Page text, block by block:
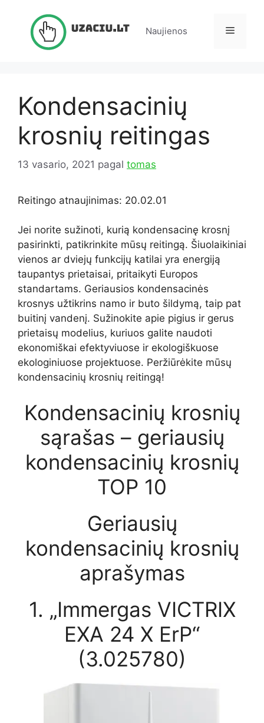
Naujienos Meniu
Kondensacinių
krosnių reitingas
13 vasario, 2021 pagal tomas
Reitingo atnaujinimas: 20.02.01
Jei norite sužinoti, kurią kondensacinę krosnį
pasirinkti, patikrinkite mūsų reitingą. Šiuolaikiniai
vienos ar dviejų funkcijų katilai yra energiją
taupantys prietaisai, pritaikyti Europos
standartams. Geriausios kondensacinės
krosnys užtikrins namo ir buto šildymą, taip pat
buitinį vandenį. Sužinokite apie pigius ir gerus
prietaisų modelius, kuriuos galite naudoti
ekonomiškai efektyviuose ir ekologiškuose
ekologiniuose projektuose. Peržiūrėkite mūsų
kondensacinių krosnių reitingą!
Kondensacinių krosnių
sąrašas – geriausių
kondensacinių krosnių
TOP 10
Geriausių
kondensacinių krosnių
aprašymas
1. „Immergas VICTRIX
EXA 24 X ErP“
(3.025780)